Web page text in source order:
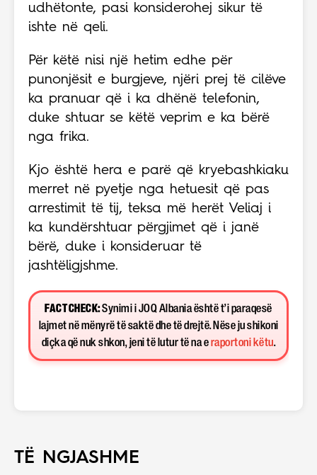
udhëtonte, pasi konsiderohej sikur të
ishte në qeli.
Për këtë nisi një hetim edhe për
punonjësit e burgjeve, njëri prej të cilëve
ka pranuar që i ka dhënë telefonin,
duke shtuar se këtë veprim e ka bërë
nga frika.
Kjo është hera e parë që kryebashkiaku
merret në pyetje nga hetuesit që pas
arrestimit të tij, teksa më herët Veliaj i
ka kundërshtuar përgjimet që i janë
bërë, duke i konsideruar të
jashtëligjshme.
FACT CHECK:Synimi i JOQ Albania është t’i paraqesë
lajmet në mënyrë të saktë dhe të drejtë. Nëse ju shikoni
diçka që nuk shkon, jeni të lutur të na e raportoni këtu.
TË NGJASHME